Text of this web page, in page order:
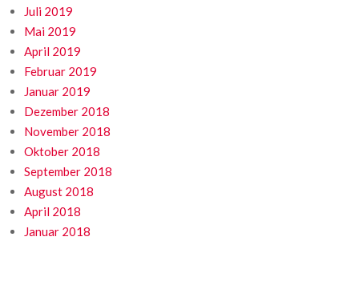
Juli 2019
Mai 2019
April 2019
Februar 2019
Januar 2019
Dezember 2018
November 2018
Oktober 2018
September 2018
August 2018
April 2018
Januar 2018